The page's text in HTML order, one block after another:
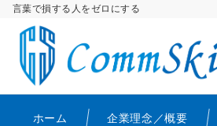
言葉で損する人をゼロにする
ホーム 企業理念／概要